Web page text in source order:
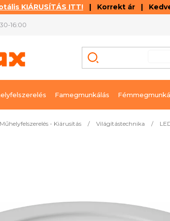
KIÁRUSÍTÁS ITT! | Korrekt ár |
16:00
Famegmunkálás
Műhelyfelszerelés - Kiárusítás / Világítástechnika /